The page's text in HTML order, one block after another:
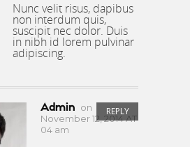
Nunc velit risus, dapibus
non interdum quis,
suscipit nec dolor. Duis
in nibh id lorem pulvinar
adipiscing.
REPLY
Admin on
November 12, 2014 AT
04 am